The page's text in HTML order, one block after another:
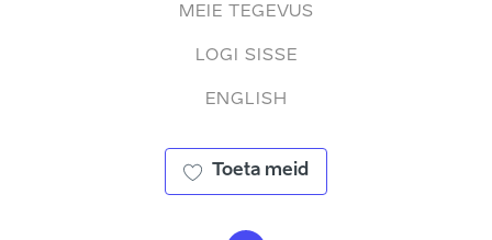
MEIE TEGEVUS
LOGI SISSE
ENGLISH
Toeta meid